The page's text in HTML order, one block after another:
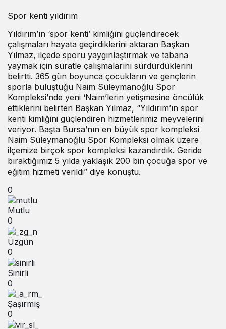
Spor kenti yıldırım
Yıldırım’ın ‘spor kenti’ kimliğini güçlendirecek
çalışmaları hayata geçirdiklerini aktaran Başkan
Yılmaz, ilçede sporu yaygınlaştırmak ve tabana
yaymak için süratle çalışmalarını sürdürdüklerini
belirtti. 365 gün boyunca çocukların ve gençlerin
sporla buluştuğu Naim Süleymanoğlu Spor
Kompleksi’nde yeni ‘Naim’lerin yetişmesine öncülük
ettiklerini belirten Başkan Yılmaz, “Yıldırım’ın spor
kenti kimliğini güçlendiren hizmetlerimiz meyvelerini
veriyor. Başta Bursa’nın en büyük spor kompleksi
Naim Süleymanoğlu Spor Kompleksi olmak üzere
ilçemize birçok spor kompleksi kazandırdık. Geride
bıraktığımız 5 yılda yaklaşık 200 bin çocuğa spor ve
eğitim hizmeti verildi” diye konuştu.
0
Mutlu
0
Üzgün
0
Sinirli
0
Şaşırmış
0